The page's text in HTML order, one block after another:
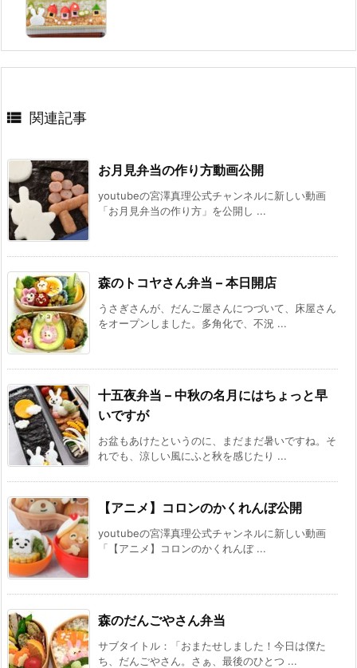
 関連記事
お月見弁当の作り方動画公開
youtubeの宮澤真理公式チャンネルに新しい動画
「お月見弁当の作り方」を公開し ...
森のトコヤさん弁当 – 本日開店
うさぎさんが、だんご屋さんにつづいて、床屋さん
をオープンしました。多角化で、不況 ...
十五夜弁当 – 中秋の名月にはちょっと早
いですが
お盆もあけたというのに、まだまだ暑いですね。そ
れでも、涼しい風にふと秋を感じたり ...
【アニメ】コロンのかくれんぼ公開
youtubeの宮澤真理公式チャンネルに新しい動画
「【アニメ】コロンのかくれんぼ ...
森のだんごやさん弁当
サブタイトル：「おまたせしました！今日は僕た
ち、だんごやさん。さぁ、最後のひとつ ...